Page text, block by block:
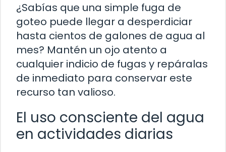
¿Sabías que una simple fuga de
goteo puede llegar a desperdiciar
hasta cientos de galones de agua al
mes? Mantén un ojo atento a
cualquier indicio de fugas y repáralas
de inmediato para conservar este
recurso tan valioso.
El uso consciente del agua
en actividades diarias